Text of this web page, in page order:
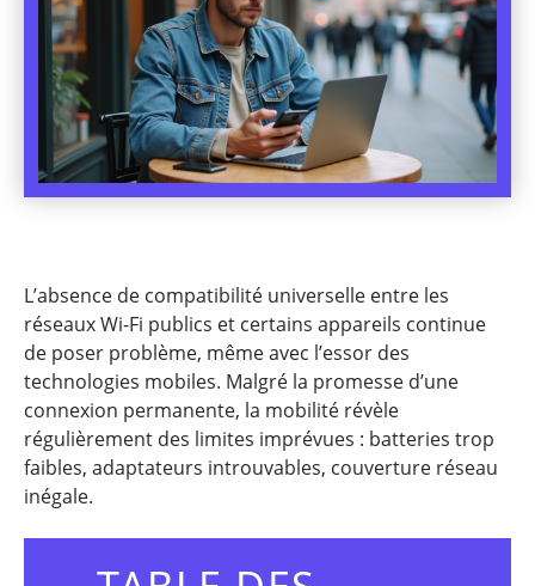
L’absence de compatibilité universelle entre les
réseaux Wi-Fi publics et certains appareils continue
de poser problème, même avec l’essor des
technologies mobiles. Malgré la promesse d’une
connexion permanente, la mobilité révèle
régulièrement des limites imprévues : batteries trop
faibles, adaptateurs introuvables, couverture réseau
inégale.